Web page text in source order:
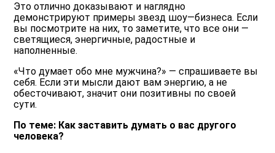
Это отлично доказывают и наглядно
демонстрируют примеры звезд шоу—бизнеса. Если
вы посмотрите на них, то заметите, что все они ―
светящиеся, энергичные, радостные и
наполненные.
«Что думает обо мне мужчина?» — спрашиваете вы
себя. Если эти мысли дают вам энергию, а не
обесточивают, значит они позитивны по своей
сути.
По теме: Как заставить думать о вас другого
человека?